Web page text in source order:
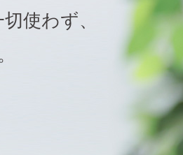
使わず、